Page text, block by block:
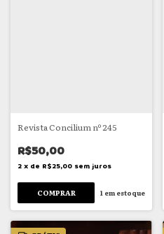
Revista Concilium nº 245
R$50,00
2 x de R$25,00 sem juros
1em estoque